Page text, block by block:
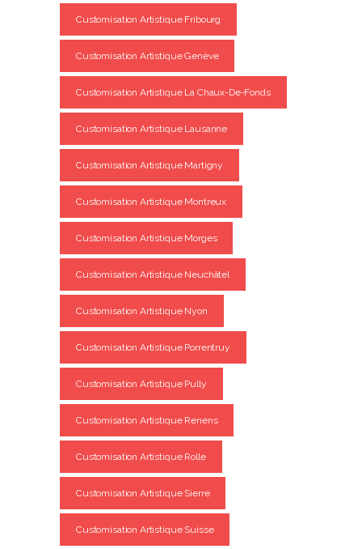
Customisation Artistique Fribourg
Customisation Artistique Genève
Customisation Artistique La Chaux-De-Fonds
Customisation Artistique Lausanne
Customisation Artistique Martigny
Customisation Artistique Montreux
Customisation Artistique Morges
Customisation Artistique Neuchâtel
Customisation Artistique Nyon
Customisation Artistique Porrentruy
Customisation Artistique Pully
Customisation Artistique Renens
Customisation Artistique Rolle
Customisation Artistique Sierre
Customisation Artistique Suisse